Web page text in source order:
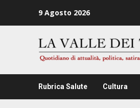
9 Agosto 2026
Rubrica Salute Cultura